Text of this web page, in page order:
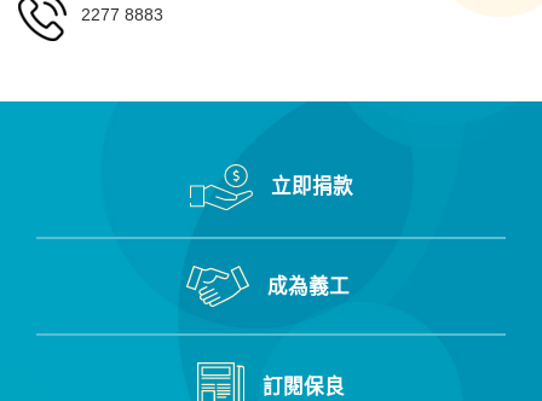
2277 8883
立即捐款
成為義工
訂閱保良